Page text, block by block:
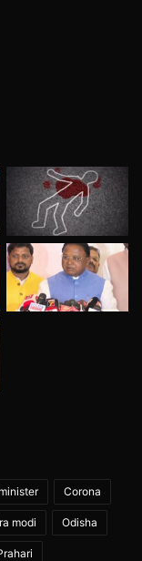
Corona
modi Odisha